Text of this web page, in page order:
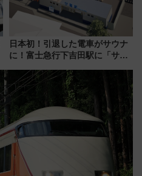
日本初！引退した電車がサウナ
に！富士急行下吉田駅に「サ電
業 行き交う電車の音や振動を
感じながら「ととのう」新感覚